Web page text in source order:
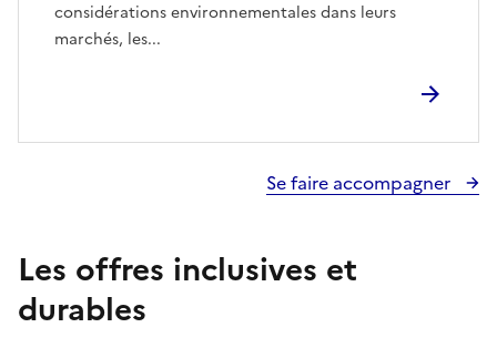
considérations environnementales dans leurs
marchés, les...
Se faire accompagner
Les offres inclusives et
durables